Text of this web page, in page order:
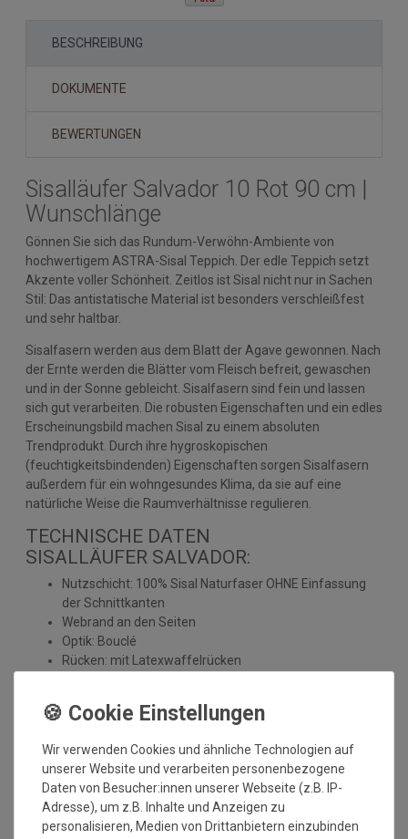
BESCHREIBUNG
DOKUMENTE
BEWERTUNGEN
Sisalläufer Salvador 10 Rot 90 cm |
Wunschlänge
Gönnen Sie sich das Rundum-Verwöhn-Ambiente von
hochwertigem ASTRA-Sisal Teppich. Der edle Teppich setzt
Akzente voller Schönheit. Zeitlos ist Sisal nicht nur in Sachen
Stil: Das antistatische Material ist besonders verschleißfest
und sehr haltbar.
Sisalfasern werden aus dem Blatt der Agave gewonnen. Nach
der Ernte werden die Blätter vom Fleisch befreit, gewaschen
und in der Sonne gebleicht. Sisalfasern sind fein und lassen
sich gut verarbeiten. Die robusten Eigenschaften und ein edles
Erscheinungsbild machen Sisal zu einem absoluten
Trendprodukt. Durch ihre hygroskopischen
(feuchtigkeitsbindenden) Eigenschaften sorgen Sisalfasern
außerdem für ein wohngesundes Klima, da sie auf eine
natürliche Weise die Raumverhältnisse regulieren.
TECHNISCHE DATEN
SISALLÄUFER SALVADOR:
Nutzschicht: 100% Sisal Naturfaser OHNE Einfassung
der Schnittkanten
Webrand an den Seiten
Optik: Bouclé
Rücken: mit Latexwaffelrücken
Gesamthöhe: ca. 6 mm
Antistatisch und Fußbodenheizung geeignet
umweltfreundlich
Brandklasse: Efl
Einsatzbereich: Wohnbereich
Pflegeleicht
Wir verwenden Cookies und ähnliche Technologien auf
unserer Website und verarbeiten personenbezogene
Daten von Besucher:innen unserer Webseite (z.B. IP-
Adresse), um z.B. Inhalte und Anzeigen zu
personalisieren, Medien von Drittanbietern einzubinden